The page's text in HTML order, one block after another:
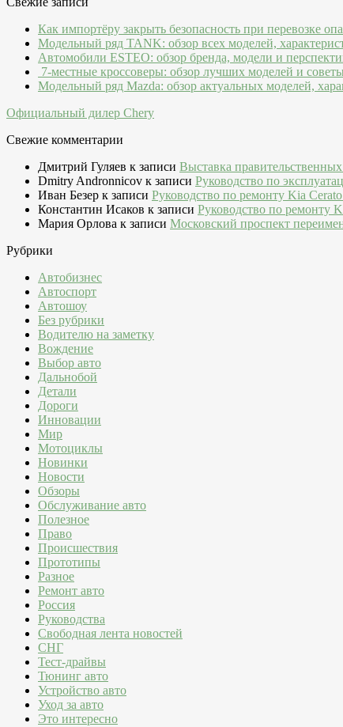
Как импортёру закрыть безопасность при перевозке
Модельный ряд TANK: обзор всех моделей,
Автомобили ESTEO: обзор бренда, модели и
7-местные кроссоверы: обзор лучших моделей и
Модельный ряд Mazda: обзор актуальных моделей,
Официальный дилер Chery
Свежие комментарии
Дмитрий Гуляев к записи Выставка
Dmitry Andronnicov к записи Руководство по
Иван Безер к записи Руководство по ремонту Kia
Константин Исаков к записи Руководство по ремонту
Мария Орлова к записи Московский проспект
Рубрики
Автобизнес
Автоспорт
Автошоу
Без рубрики
Водителю на заметку
Вождение
Выбор авто
Дальнобой
Детали
Дороги
Инновации
Мир
Мотоциклы
Новинки
Новости
Обзоры
Обслуживание авто
Полезное
Право
Происшествия
Прототипы
Разное
Ремонт авто
Россия
Руководства
Свободная лента новостей
СНГ
Тест-драйвы
Тюнинг авто
Устройство авто
Уход за авто
Это интересно